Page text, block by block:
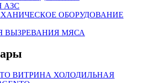
АЗС
ОБОРУДОВАНИЕ
ВЫЗРЕВАНИЯ МЯСА
ВИТРИНА ХОЛОДИЛЬНАЯ